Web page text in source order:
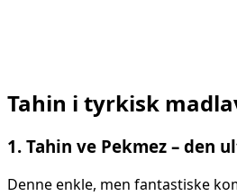
Tahin i tyrkisk
1. Tahin ve Pekmez – den
Denne enkle, men fantastiske